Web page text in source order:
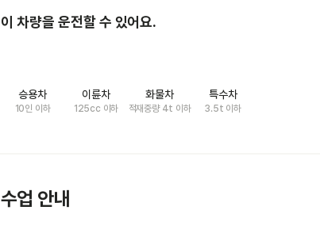
이 차량을 운전할 수 있어요.
승용차
10인 이하
이륜차
125cc 이하
화물차
적재중량 4t 이하
특수차
3.5t 이하
수업 안내